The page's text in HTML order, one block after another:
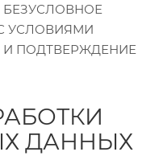
БЕЗУСЛОВНОЕ
УСЛОВИЯМИ
ПОДТВЕРЖДЕНИЕ
ДАННЫХ